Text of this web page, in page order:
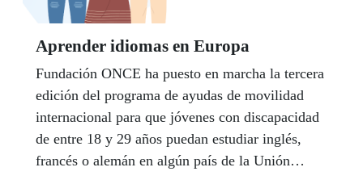
Aprender idiomas en Europa
Fundación ONCE ha puesto en marcha la tercera
edición del programa de ayudas de movilidad
internacional para que jóvenes con discapacidad
de entre 18 y 29 años puedan estudiar inglés,
francés o alemán en algún país de la Unión